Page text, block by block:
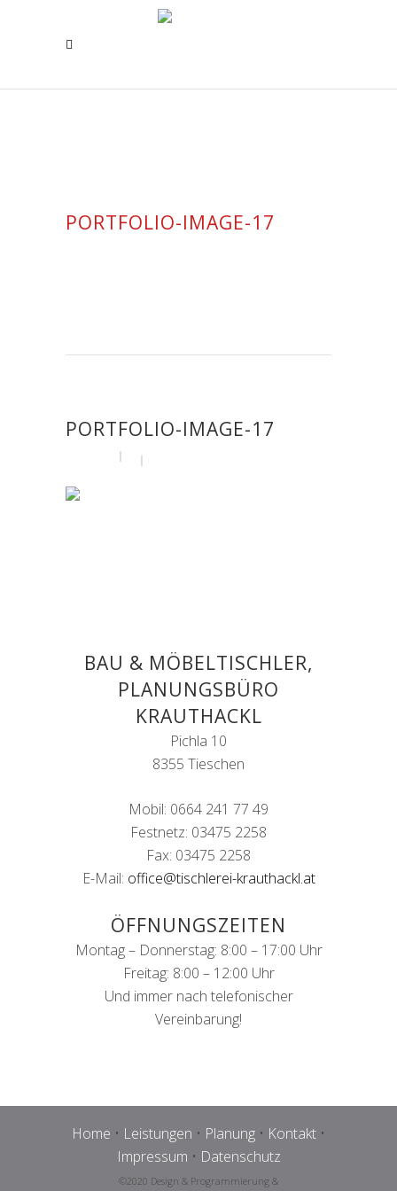
PORTFOLIO-IMAGE-17
PORTFOLIO-IMAGE-17
BAU & MÖBELTISCHLER,
PLANUNGSBÜRO
KRAUTHACKL
Pichla 10
8355 Tieschen
Mobil: 0664 241 77 49
Festnetz: 03475 2258
Fax: 03475 2258
E-Mail: office@tischlerei-krauthackl.at
ÖFFNUNGSZEITEN
Montag – Donnerstag: 8:00 – 17:00 Uhr
Freitag: 8:00 – 12:00 Uhr
Und immer nach telefonischer
Vereinbarung!
Home • Leistungen • Planung • Kontakt •
Impressum • Datenschutz
©2020 Design & Programmierung &